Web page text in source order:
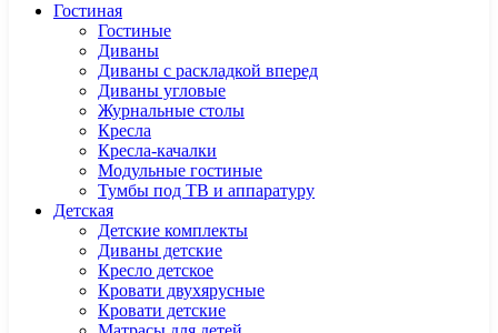
Гостиная
Гостиные
Диваны
Диваны с раскладкой вперед
Диваны угловые
Журнальные столы
Кресла
Кресла-качалки
Модульные гостиные
Тумбы под ТВ и аппаратуру
Детская
Детские комплекты
Диваны детские
Кресло детское
Кровати двухярусные
Кровати детские